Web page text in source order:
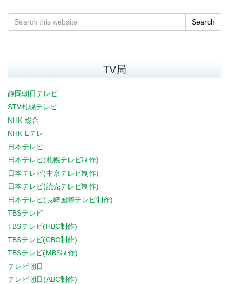
Search
TV局
静岡朝日テレビ
STV札幌テレビ
NHK 総合
NHK Eテレ
日本テレビ
日本テレビ(札幌テレビ制作)
日本テレビ(中京テレビ制作)
日本テレビ(読売テレビ制作)
日本テレビ(長崎国際テレビ制作)
TBSテレビ
TBSテレビ(HBC制作)
TBSテレビ(CBC制作)
TBSテレビ(MBS制作)
テレビ朝日
テレビ朝日(ABC制作)